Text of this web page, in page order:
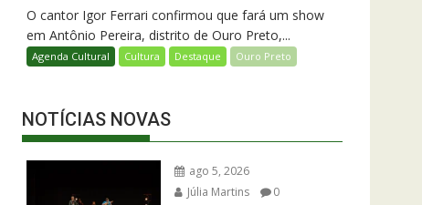
O cantor Igor Ferrari confirmou que fará um show
em Antônio Pereira, distrito de Ouro Preto,...
Agenda Cultural Cultura Destaque Ouro Preto
NOTÍCIAS NOVAS
ago 5, 2026
Júlia Martins
0